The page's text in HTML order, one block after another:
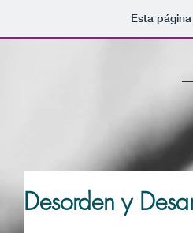
Esta
Desorden y